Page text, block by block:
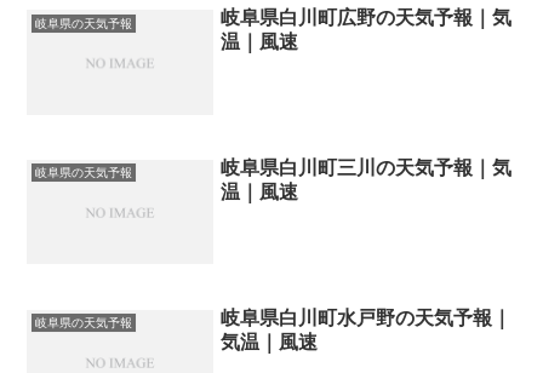
岐阜県の天気予報
岐阜県白川町広野の天気予報｜気
温｜風速
岐阜県の天気予報
岐阜県白川町三川の天気予報｜気
温｜風速
岐阜県の天気予報
岐阜県白川町水戸野の天気予報｜
気温｜風速